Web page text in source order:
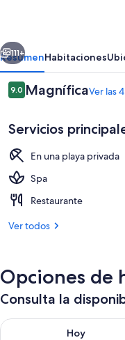
Siguiente
111+
ResumenHabitaciones
Opiniones
9.09.0 de 10,
MagníficaVer las
Servicios
En una playa privada
Spa
Restaurante
Ver todos
Opciones de
Consulta la
Hoy
Consulta la